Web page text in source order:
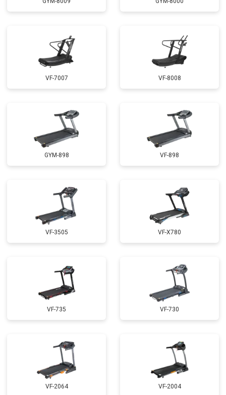
VF-7007 VF-8008
GYM-898 VF-898
VF-3505 VF-X780
VF-735 VF-730
VF-2064 VF-2004